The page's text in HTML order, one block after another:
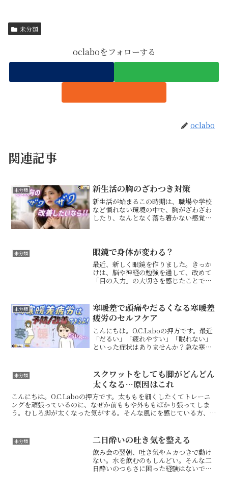
未分類
oclaboをフォローする
oclabo
関連記事
未分類 新生活の胸のざわつき対策
新生活が始まるこの時期は、職場や学校
など慣れない環境の中で、胸がざわざわ
したり、なんとなく落ち着かない感覚が
くと、仕事や家事、趣味に...
未分類 眼鏡で身体が変わる？
最近、新しく眼鏡を作りました。きっか
けは、脳や神経の勉強を通して、改めて
「目の入力」の大切さを感じたことで
まり眼位や両目の使い方まで変える眼鏡
です。実際に使ってみて一番...
未分類
寒暖差で頭痛やだるくなる寒暖差
疲労のセルフケア
こんにちは。O.C.Laboの押方です。最近
「だるい」「疲れやすい」「眠れない」
といった症状はありませんか？急な寒暖
き起こします。この疲労を放っておく
と、頭痛やイライラ...
未分類
スクワットをしても脚がどんどん
太くなる…原因はこれ
こんにちは。O.C.Laboの押方です。太ももを細くしたくてトレーニ
ングを頑張っているのに、なぜか前ももや外ももばかり張ってしま
う。むしろ脚が太くなった気がする。そんな風にを感じている方、い
未分類 二日酔いの吐き気を整える
飲み会の翌朝、吐き気やムカつきで動け
ない。水を飲むのもしんどい。そんな二
日酔いのつらさに困った経験はないでし